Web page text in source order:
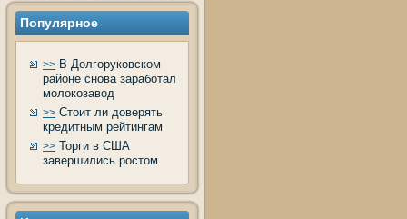
Популярнοе
>> В Долгоруковском
районе снова заработал
молокозавод
>> Стоит ли доверять
кредитным рейтингам
>> Торги в США
завершились ростом